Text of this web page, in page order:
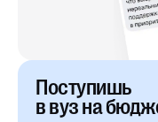
Поступишь
в вуз на